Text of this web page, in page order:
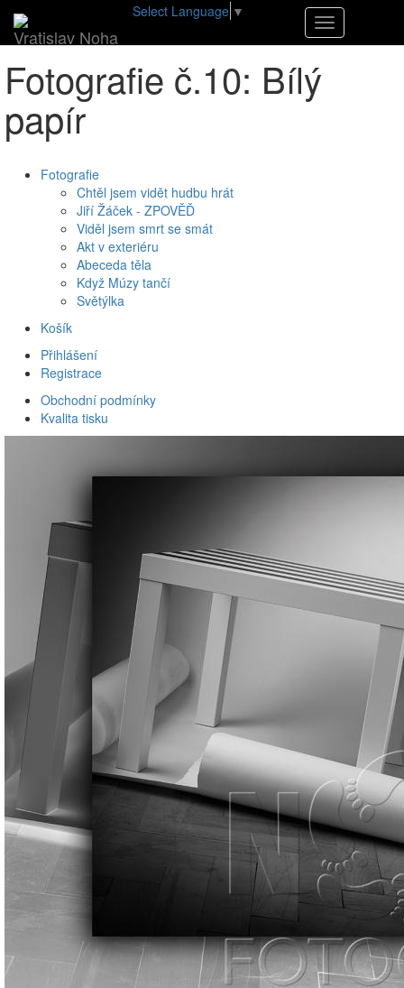
Navigace
Vratislav Noha
Select Language ▼
E-shop Fotografie č.10: Bílý papír
Fotografie č.10: Bílý
papír
Fotografie
Chtěl jsem vidět hudbu hrát
Jiří Žáček - ZPOVĚĎ
Viděl jsem smrt se smát
Akt v exteriéru
Abeceda těla
Když Múzy tančí
Světýlka
Košík
Přihlášení
Registrace
Obchodní podmínky
Kvalita tisku